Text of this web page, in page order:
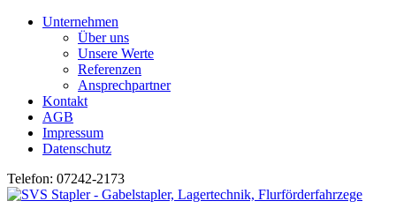
Unternehmen
Über uns
Unsere Werte
Referenzen
Ansprechpartner
Kontakt
AGB
Impressum
Datenschutz
Telefon: 07242-2173